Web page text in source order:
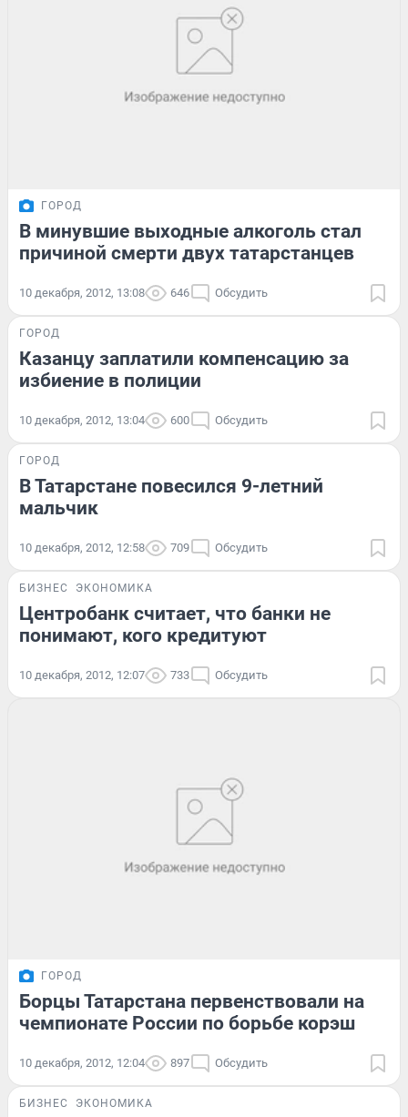
ГОРОД
В минувшие выходные алкоголь стал
причиной смерти двух татарстанцев
10 декабря, 2012, 13:08 646 Обсудить
ГОРОД
Казанцу заплатили компенсацию за
избиение в полиции
10 декабря, 2012, 13:04 600 Обсудить
ГОРОД
В Татарстане повесился 9-летний
мальчик
10 декабря, 2012, 12:58 709 Обсудить
БИЗНЕС ЭКОНОМИКА
Центробанк считает, что банки не
понимают, кого кредитуют
10 декабря, 2012, 12:07 733 Обсудить
ГОРОД
Борцы Татарстана первенствовали на
чемпионате России по борьбе корэш
10 декабря, 2012, 12:04 897 Обсудить
БИЗНЕС ЭКОНОМИКА